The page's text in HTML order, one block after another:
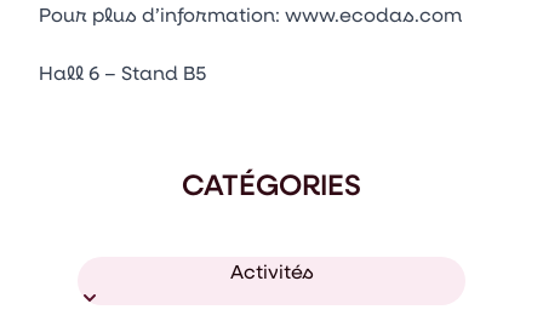
Pour plus d’information: www.ecodas.com
Hall 6 – Stand B5
CATÉGORIES
Activités